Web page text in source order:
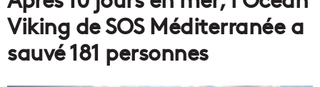
Viking de SOS Méditerranée a
sauvé 181 personnes